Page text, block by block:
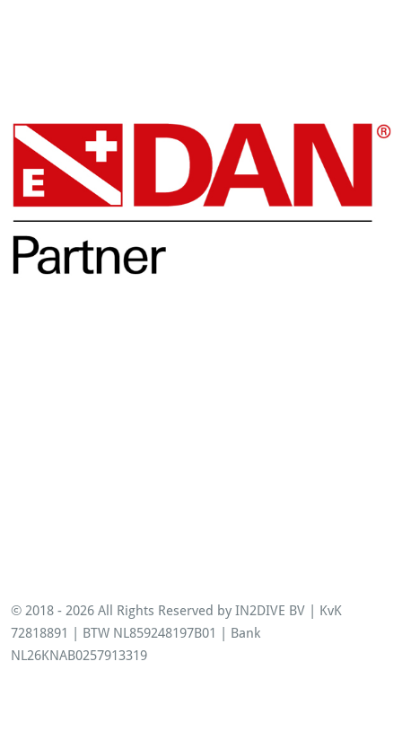
© 2018 - 2026 All Rights Reserved by IN2DIVE BV | KvK
72818891 | BTW NL859248197B01 | Bank
NL26KNAB0257913319